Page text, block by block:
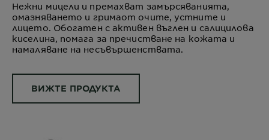
Нежни мицели и премахват замърсяванията,
омазняването и гримаот очите, устните и
лицето. Обогатен с активен въглен и салицилова
киселина, помага за пречистване на кожата и
намаляване на несъвършенствата.
ВИЖТЕ ПРОДУКТА